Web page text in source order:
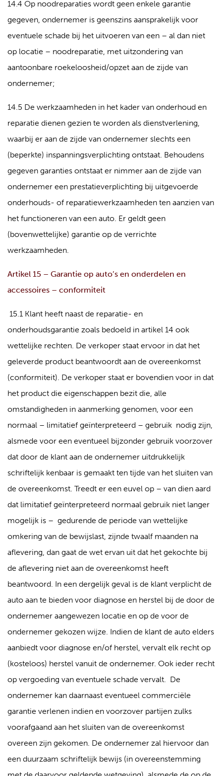
14.4 Op noodreparaties wordt geen enkele garantie
gegeven, ondernemer is geenszins aansprakelijk voor
eventuele schade bij het uitvoeren van een – al dan niet
op locatie – noodreparatie, met uitzondering van
aantoonbare roekeloosheid/opzet aan de zijde van
ondernemer;
14.5 De werkzaamheden in het kader van onderhoud en
reparatie dienen gezien te worden als dienstverlening,
waarbij er aan de zijde van ondernemer slechts een
(beperkte) inspanningsverplichting ontstaat. Behoudens
gegeven garanties ontstaat er nimmer aan de zijde van
ondernemer een prestatieverplichting bij uitgevoerde
onderhouds- of reparatiewerkzaamheden ten aanzien van
het functioneren van een auto. Er geldt geen
(bovenwettelijke) garantie op de verrichte
werkzaamheden.
Artikel 15 – Garantie op auto’s en onderdelen en
accessoires – conformiteit
15.1 Klant heeft naast de reparatie- en
onderhoudsgarantie zoals bedoeld in artikel 14 ook
wettelijke rechten. De verkoper staat ervoor in dat het
geleverde product beantwoordt aan de overeenkomst
(conformiteit). De verkoper staat er bovendien voor in dat
het product die eigenschappen bezit die, alle
omstandigheden in aanmerking genomen, voor een
normaal – limitatief geïnterpreteerd – gebruik nodig zijn,
alsmede voor een eventueel bijzonder gebruik voorzover
dat door de klant aan de ondernemer uitdrukkelijk
schriftelijk kenbaar is gemaakt ten tijde van het sluiten van
de overeenkomst. Treedt er een euvel op – van dien aard
dat limitatief geïnterpreteerd normaal gebruik niet langer
mogelijk is – gedurende de periode van wettelijke
omkering van de bewijslast, zijnde twaalf maanden na
aflevering, dan gaat de wet ervan uit dat het gekochte bij
de aflevering niet aan de overeenkomst heeft
beantwoord. In een dergelijk geval is de klant verplicht de
auto aan te bieden voor diagnose en herstel bij de door de
ondernemer aangewezen locatie en op de voor de
ondernemer gekozen wijze. Indien de klant de auto elders
aanbiedt voor diagnose en/of herstel, vervalt elk recht op
(kosteloos) herstel vanuit de ondernemer. Ook ieder recht
op vergoeding van eventuele schade vervalt. De
ondernemer kan daarnaast eventueel commerciële
garantie verlenen indien en voorzover partijen zulks
voorafgaand aan het sluiten van de overeenkomst
overeen zijn gekomen. De ondernemer zal hiervoor dan
een duurzaam schriftelijk bewijs (in overeenstemming